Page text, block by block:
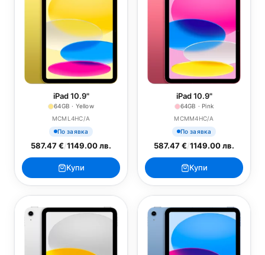
iPad 10.9"
64GB · Yellow
MCML4HC/A
По заявка
587.47 €/1149.00 лв.
Купи
iPad 10.9"
64GB · Pink
MCMM4HC/A
По заявка
587.47 €/1149.00 лв.
Купи